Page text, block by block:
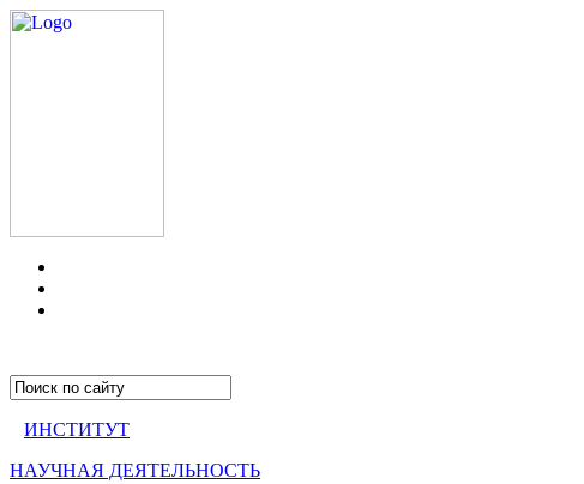
ИНСТИТУТ
НАУЧНАЯ ДЕЯТЕЛЬНОСТЬ